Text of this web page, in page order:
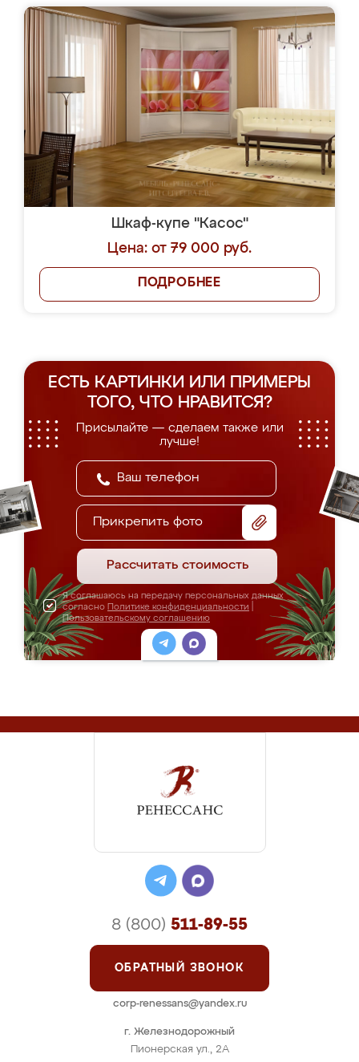
Шкаф-купе "Касос"
Цена: от 79 000 руб.
ПОДРОБНЕЕ
ЕСТЬ КАРТИНКИ ИЛИ ПРИМЕРЫ
ТОГО, ЧТО НРАВИТСЯ?
Присылайте — сделаем также или
лучше!
Прикрепить фото
Рассчитать стоимость
Я соглашаюсь на передачу персональных данных
согласно Политике конфиденциальности
Пользовательскому соглашению
г. Железнодорожный
Пионерская ул., 2А
8 (800) 511-89-55
ОБРАТНЫЙ ЗВОНОК
corp-renessans@yandex.ru